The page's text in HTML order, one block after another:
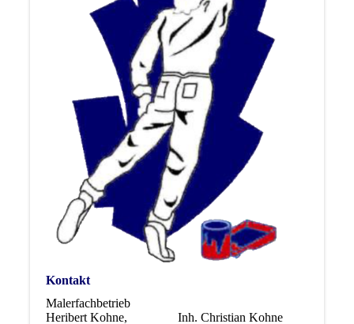
Kontakt
Malerfachbetrieb
Heribert Kohne, Inh. Christian Kohne